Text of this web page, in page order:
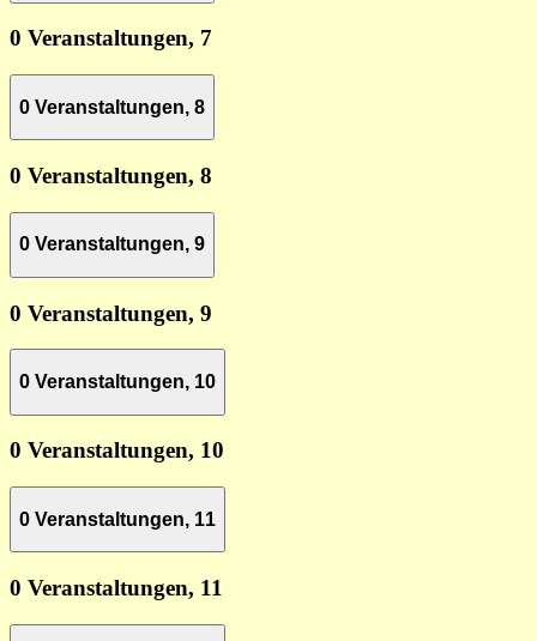
0 Veranstaltungen, 7
0 Veranstaltungen, 8
0 Veranstaltungen, 8
0 Veranstaltungen, 9
0 Veranstaltungen, 9
0 Veranstaltungen, 10
0 Veranstaltungen, 10
0 Veranstaltungen, 11
0 Veranstaltungen, 11